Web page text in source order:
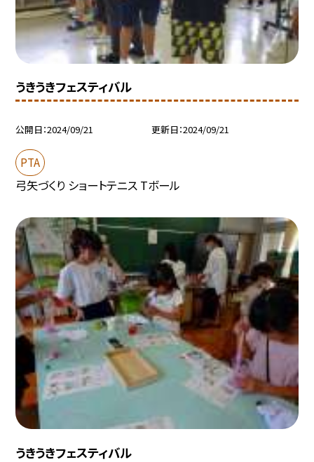
うきうきフェスティバル
公開日 2024/09/21 更新日 2024/09/21
PTA
弓矢づくり ショートテニス Tボール
うきうきフェスティバル